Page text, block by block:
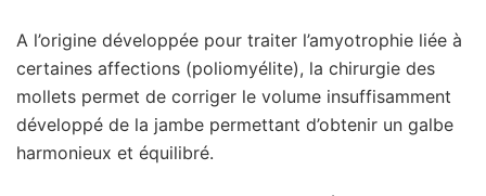
A l’origine développée pour traiter l’amyotrophie liée à
certaines affections (poliomyélite), la chirurgie des
mollets permet de corriger le volume insuffisamment
développé de la jambe permettant d’obtenir un galbe
harmonieux et équilibré.